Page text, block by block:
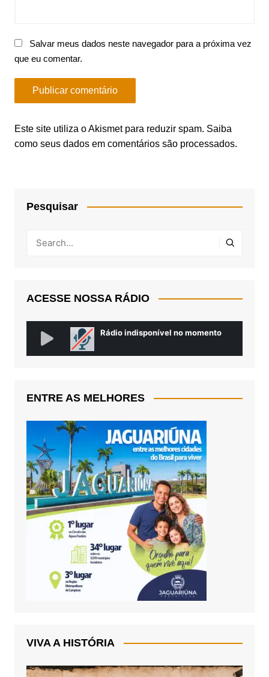
Salvar meus dados neste navegador para a próxima vez
que eu comentar.
Este site utiliza o Akismet para reduzir spam. Saiba
como seus dados em comentários são processados.
Pesquisar
ACESSE NOSSA RÁDIO
ENTRE AS MELHORES
VIVA A HISTÓRIA